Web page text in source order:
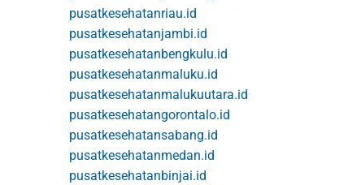
pusatkesehatanriau.id
pusatkesehatanjambi.id
pusatkesehatanbengkulu.id
pusatkesehatanmaluku.id
pusatkesehatanmalukuutara.id
pusatkesehatangorontalo.id
pusatkesehatansabang.id
pusatkesehatanmedan.id
pusatkesehatanbinjai.id